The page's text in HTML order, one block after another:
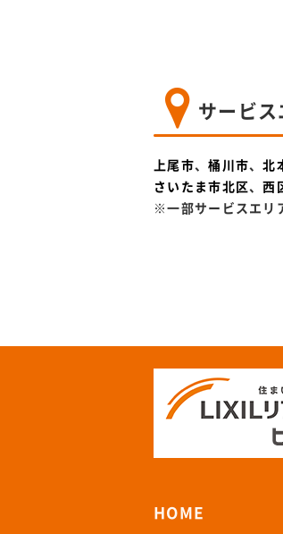
サービス
上尾市、桶川市、北
さいたま市北区、西
※一部サービスエリ
HOME